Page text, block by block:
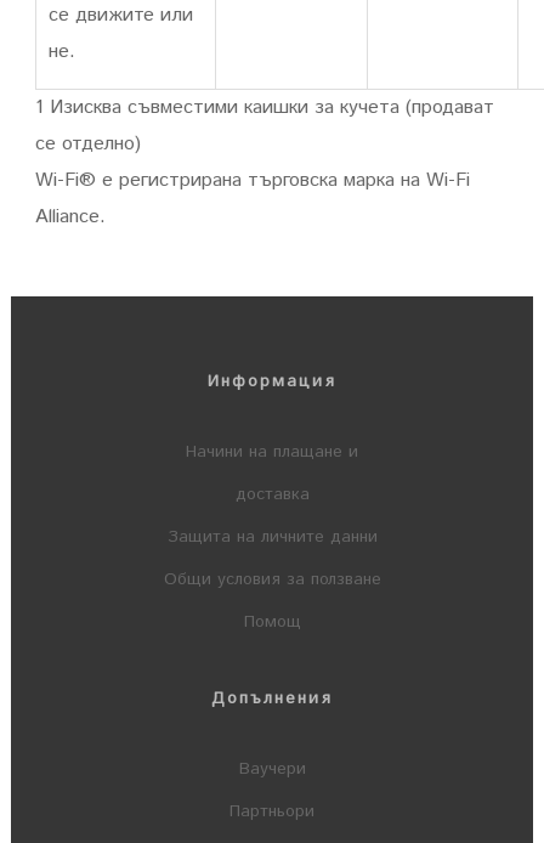
се движите или
не.
1 Изисква съвместими каишки за кучета (продават
се отделно)
Wi-Fi® е регистрирана търговска марка на Wi-Fi
Alliance.
Информация
Начини на плащане и
доставка
Защита на личните данни
Общи условия за ползване
Помощ
Допълнения
Ваучери
Партньори